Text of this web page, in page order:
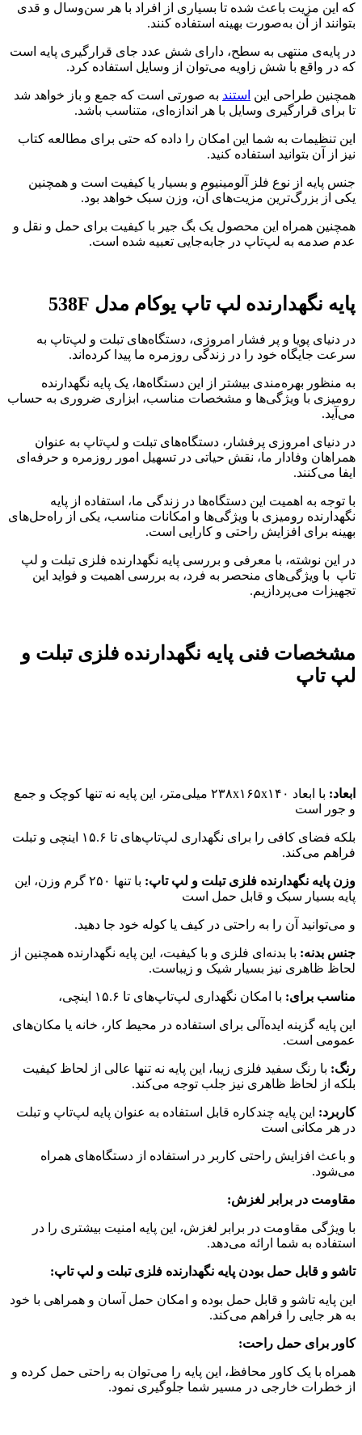
که این مزیت باعث شده تا بسیاری از افراد با هر سن‌وسال و قدی
بتوانند از آن به‌صورت بهینه استفاده کنند.
در پایه‌ی منتهی به سطح، دارای شش عدد جای قرارگیری پایه است
که در واقع با شش زاویه می‌توان از وسایل استفاده کرد.
همچنین طراحی این استند به صورتی است که جمع و باز خواهد شد
تا برای قرارگیری وسایل با هر اندازه‌ای، متناسب باشد.
این تنظیمات به شما این امکان را داده که حتی برای مطالعه کتاب
نیز از آن بتوانید استفاده کنید.
جنس پایه از نوع فلز آلومینیوم و بسیار یا کیفیت است و همچنین
یکی از بزرگ‌ترین مزیت‌های آن، وزن سبک خواهد بود.
همچنین همراه این محصول یک بگ جیر با کیفیت برای حمل و نقل و
عدم صدمه به لپ‌تاپ در جابه‌جایی تعبیه شده است.
پایه نگهدارنده لپ تاپ یوکام مدل 538F
در دنیای پویا و پر فشار امروزی، دستگاه‌های تبلت و لپ‌تاپ به
سرعت جایگاه خود را در زندگی روزمره ما پیدا کرده‌اند.
به منظور بهره‌مندی بیشتر از این دستگاه‌ها، یک پایه نگهدارنده
رومیزی با ویژگی‌ها و مشخصات مناسب، ابزاری ضروری به حساب
می‌آید.
در دنیای امروزی پرفشار، دستگاه‌های تبلت و لپ‌تاپ به عنوان
همراهان وفادار ما، نقش حیاتی در تسهیل امور روزمره و حرفه‌ای
ایفا می‌کنند.
با توجه به اهمیت این دستگاه‌ها در زندگی ما، استفاده از پایه
نگهدارنده رومیزی با ویژگی‌ها و امکانات مناسب، یکی از راه‌حل‌های
بهینه برای افزایش راحتی و کارایی است.
در این نوشته، با معرفی و بررسی پایه نگهدارنده فلزی تبلت و لپ
تاپ با ویژگی‌های منحصر به فرد، به بررسی اهمیت و فواید این
تجهیزات می‌پردازیم.
مشخصات فنی پایه نگهدارنده فلزی تبلت و
لپ تاپ
ابعاد:
با ابعاد ۲۳۸x۱۶۵x۱۴۰ میلی‌متر، این پایه نه تنها کوچک و جمع
و جور است
بلکه فضای کافی را برای نگهداری لپ‌تاپ‌های تا ۱۵.۶ اینچی و تبلت
فراهم می‌کند.
وزن پایه نگهدارنده فلزی تبلت و لپ تاپ:
با تنها ۲۵۰ گرم وزن، این
پایه بسیار سبک و قابل حمل است
و می‌توانید آن را به راحتی در کیف یا کوله خود جا دهید.
جنس بدنه: با بدنه‌ای فلزی و با کیفیت، این پایه نگهدارنده همچنین از
لحاظ ظاهری نیز بسیار شیک و زیباست.
مناسب برای: با امکان نگهداری لپ‌تاپ‌های تا ۱۵.۶ اینچی،
این پایه گزینه ایده‌آلی برای استفاده در محیط کار، خانه یا مکان‌های
عمومی است.
رنگ: با رنگ سفید فلزی زیبا، این پایه نه تنها عالی از لحاظ کیفیت
بلکه از لحاظ ظاهری نیز جلب توجه می‌کند.
کاربرد: این پایه چندکاره قابل استفاده به عنوان پایه لپ‌تاپ و تبلت
در هر مکانی است
و باعث افزایش راحتی کاربر در استفاده از دستگاه‌های همراه
می‌شود.
مقاومت در برابر لغزش:
با ویژگی مقاومت در برابر لغزش، این پایه امنیت بیشتری را در
استفاده به شما ارائه می‌دهد.
تاشو و قابل حمل بودن پایه نگهدارنده فلزی تبلت و لپ تاپ:
این پایه تاشو و قابل حمل بوده و امکان حمل آسان و همراهی با خود
به هر جایی را فراهم می‌کند.
کاور برای حمل راحت:
همراه با یک کاور محافظ، این پایه را می‌توان به راحتی حمل کرده و
از خطرات خارجی در مسیر شما جلوگیری نمود.